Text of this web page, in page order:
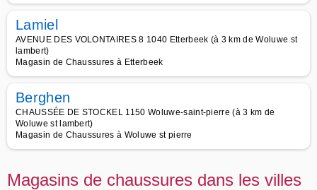
Lamiel
AVENUE DES VOLONTAIRES 8 1040 Etterbeek (à 3 km de Woluwe st
lambert)
Magasin de Chaussures à Etterbeek
Berghen
CHAUSSÉE DE STOCKEL 1150 Woluwe-saint-pierre (à 3 km de
Woluwe st lambert)
Magasin de Chaussures à Woluwe st pierre
Magasins de chaussures dans les villes